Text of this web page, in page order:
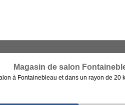
Magasin de salon
à Fontainebleau et dans un rayon de 20